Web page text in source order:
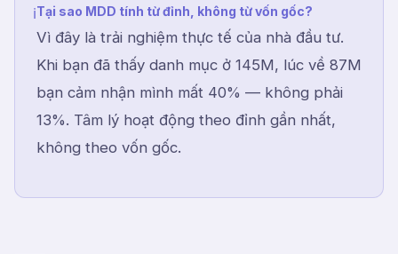
ℹTại sao MDD tính từ đỉnh, không từ vốn gốc?
Vì đây là trải nghiệm thực tế của nhà đầu tư.
Khi bạn đã thấy danh mục ở 145M, lúc về 87M
bạn cảm nhận mình mất 40% — không phải
13%. Tâm lý hoạt động theo đỉnh gần nhất,
không theo vốn gốc.